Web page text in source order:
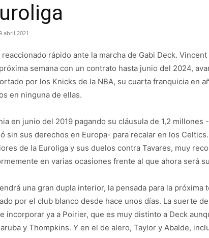
abril 2021
reaccionado rápido ante la marcha de Gabi Deck.
semana con un contrato hasta junio del 2024,
por los Knicks de la NBA, su cuarta franquicia en
en ninguna de ellas.
en junio del 2019 pagando su cláusula de 1,2 millones
sin sus derechos en Europa- para recalar en los
de la Euroliga y sus duelos contra Tavares, muy
en varias ocasiones frente al que ahora será
una gran dupla interior, la pensada para la próxima
por el club blanco desde hace unos días. La suerte
incorporar ya a Poirier, que es muy distinto a Deck
y Thompkins. Y en el de alero, Taylor y Abalde,